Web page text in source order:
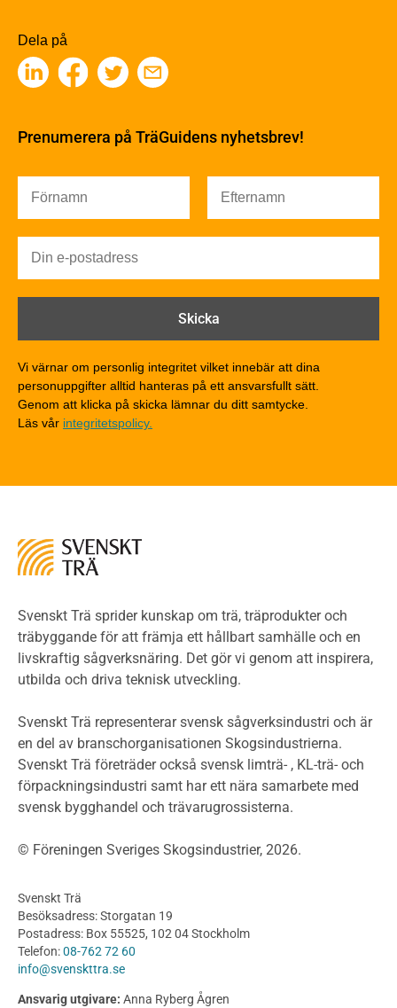
Träbaserade produkter
Kemisk behandling
Fakta om Limträ
Värmeisolering och lufttäthet
Ljud
Brandsäkerhet
Brandsäkerhet
Brandförlopp i byggnader
Brandklasser för material och konstruktioner
Träkonstruktioners brandmotstånd
Detaljlösningar
Träytors brandegenskaper
Tekniska byten med sprinkler
Riskvärdering i flervåningsbostadshus
Miljöeffekter
LCA
Miljödeklarationer och märkning
Termer och förkortningar
Planering
Klimatkalkylator hallar
Projektering av trähus - generellt
Byggsystem
Fasadsystem i skivmaterial
Bullerskärmar och andra utomhuskonstruktioner
Byggnation och utförande
Utförande
Produkter
Konstruktionsvirke
Konstruktionsvirke Behandlat
Dela på
Prenumerera på TräGuidens nyhetsbrev!
Vi värnar om personlig integritet vilket innebär att dina
personuppgifter alltid hanteras på ett ansvarsfullt sätt.
Genom att klicka på skicka lämnar du ditt samtycke.
Läs vår integritetspolicy.
Svenskt Trä sprider kunskap om trä, träprodukter och
träbyggande för att främja ett hållbart samhälle och en
livskraftig sågverksnäring. Det gör vi genom att inspirera,
utbilda och driva teknisk utveckling.
Svenskt Trä representerar svensk sågverksindustri och är
en del av branschorganisationen Skogsindustrierna.
Svenskt Trä företräder också svensk limträ- , KL-trä- och
förpackningsindustri samt har ett nära samarbete med
svensk bygghandel och trävarugrossisterna.
© Föreningen Sveriges Skogsindustrier, 2026.
Svenskt Trä
Besöksadress: Storgatan 19
Postadress: Box 55525, 102 04 Stockholm
Telefon:08-762 72 60
info@svenskttra.se
Ansvarig utgivare: Anna Ryberg Ågren